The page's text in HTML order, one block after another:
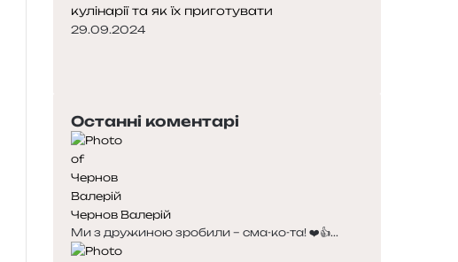
кулінарії та як їх приготувати
29.09.2024
Останні коментарі
Чернов Валерій
Ми з дружиною зробили – сма-ко-та! ❤️👍...